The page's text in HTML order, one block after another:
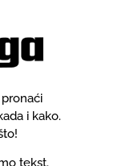
i kako.